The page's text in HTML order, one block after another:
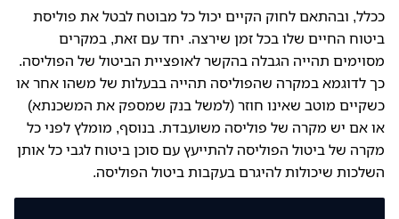
ככלל, ובהתאם לחוק הקיים יכול כל מבוטח לבטל את פוליסת
ביטוח החיים שלו בכל זמן שירצה. יחד עם זאת, במקרים
מסוימים תהייה הגבלה בהקשר לאופציית הביטול של הפוליסה.
כך לדוגמא במקרה שהפוליסה תהייה בבעלות של משהו אחר או
כשקיים מוטב שאינו חוזר (למשל בנק שמספק את המשכנתא)
או אם יש מקרה של פוליסה משועבדת. בנוסף, מומלץ לפני כל
מקרה של ביטול הפוליסה להתייעץ עם סוכן ביטוח לגבי כל אותן
השלכות שיכולות להיגרם בעקבות ביטול הפוליסה.